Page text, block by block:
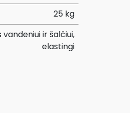
25 kg
ir šalčiui,
elastingi